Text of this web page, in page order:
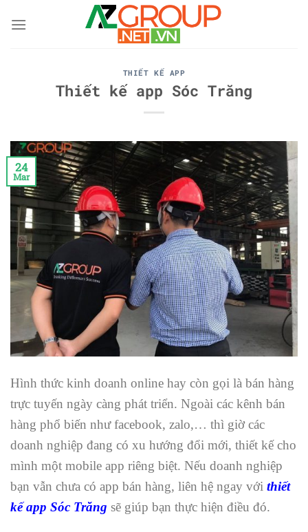
THIẾT KẾ APP
Thiết kế app Sóc Trăng
24
Mar
Hình thức kinh doanh online hay còn gọi là bán hàng
trực tuyến ngày càng phát triển. Ngoài các kênh bán
hàng phổ biến như facebook, zalo,… thì giờ các
doanh nghiệp đang có xu hướng đổi mới, thiết kế cho
mình một mobile app riêng biệt. Nếu doanh nghiệp
bạn vẫn chưa có app bán hàng, liên hệ ngay với thiết
kế app Sóc Trăng sẽ giúp bạn thực hiện điều đó.